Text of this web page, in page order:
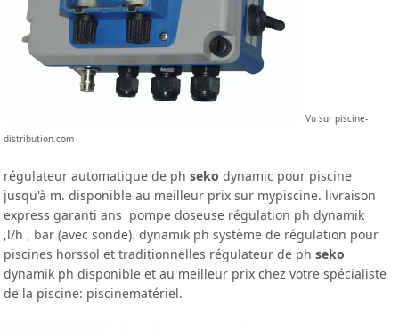
Vu sur piscine-
distribution.com
régulateur automatique de phseko dynamic pour piscine
jusqu'à m. disponible au meilleur prix sur mypiscine. livraison
express garanti ans pompe doseuse régulation ph dynamik
,l/h , bar (avec sonde). dynamik ph système de régulation pour
piscines horssol et traditionnelles régulateur de phseko
dynamik ph disponible et au meilleur prix chez votre spécialiste
de la piscine: piscinematériel.